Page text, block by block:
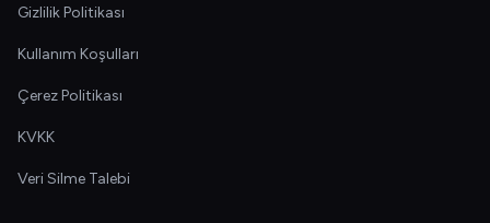
Gizlilik Politikası
Kullanım Koşulları
Çerez Politikası
KVKK
Veri Silme Talebi